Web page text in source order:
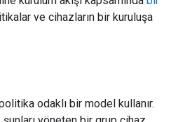
ve cihazların bir kuruluşa
odaklı bir model kullanır.